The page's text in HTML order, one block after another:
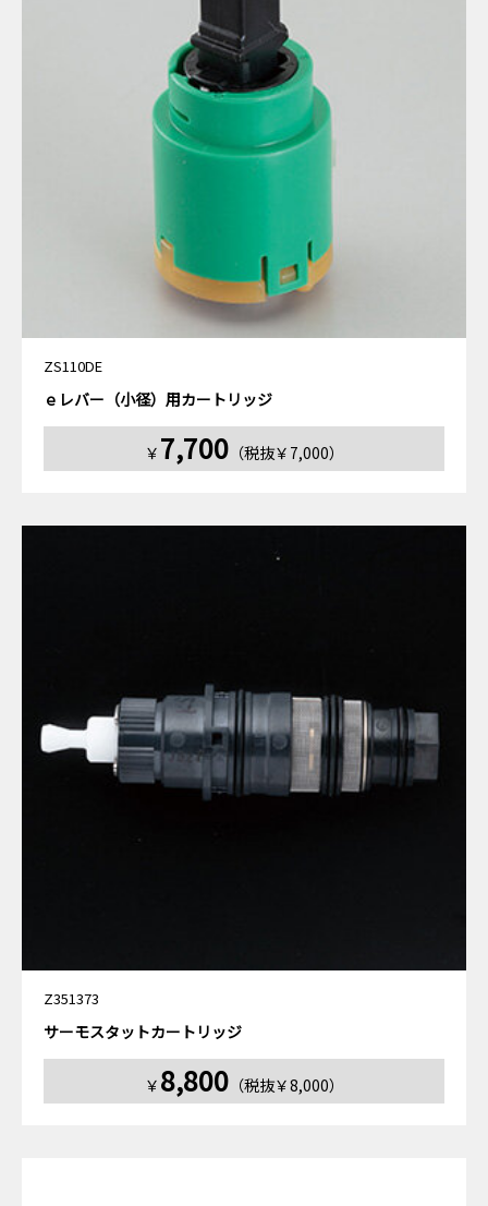
ZS110DE
ｅレバー（小径）用カートリッジ
￥ 7,700（税抜￥7,000）
Z351373
サーモスタットカートリッジ
￥ 8,800（税抜￥8,000）